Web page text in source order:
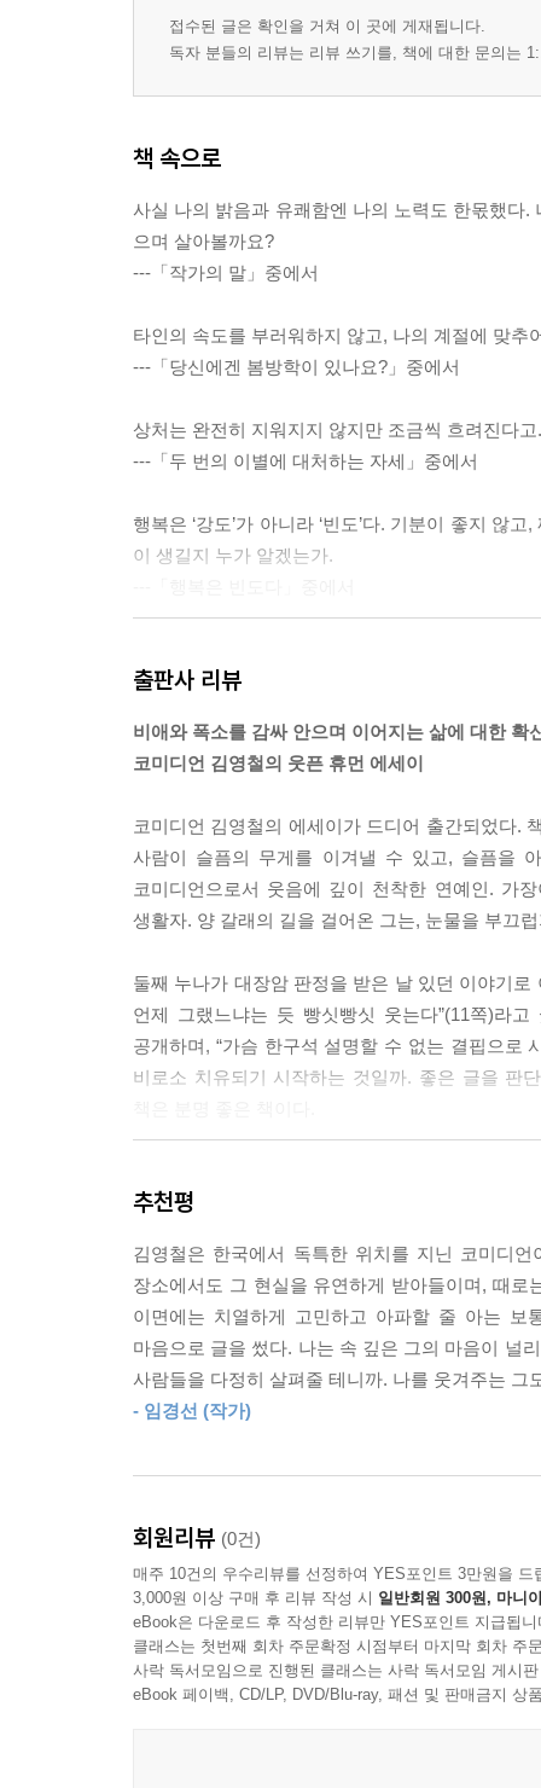
접수된 글은 확인을 거쳐 이 곳에 게재됩니다.
독자 분들의 리뷰는 리뷰 쓰기를, 책에 대한 문의는
책 속으로
사실 나의 밝음과 유쾌함엔 나의 노력도 한몫했다
으며 살아볼까요?
---「작가의 말」중에서
타인의 속도를 부러워하지 않고, 나의 계절에 맞
---「당신에겐 봄방학이 있나요?」중에서
상처는 완전히 지워지지 않지만 조금씩 흐려진다
---「두 번의 이별에 대처하는 자세」중에서
행복은 ‘강도’가 아니라 ‘빈도’다. 기분이 좋지 않
이 생길지 누가 알겠는가.
---「귀여운 부풀림」중에서
문득 충고란 무엇인가 생각해본다. 반발심보다 고
걱정해서 하는 말, 그리하여 충고를 듣는 사람이
이제는 모든 걸 잘할 수 없다는 걸 안다. ‘실적 높
어디 있어?’ ‘그 사람은 그 사람대로, 나는 나대로
---「힘을 뺄 때 보이는 것들」중에서
관심과 간섭은 다르다. (…) 결혼하면 ‘왜 이제 하냐
잘했다’라고 토닥이고, 쌍둥이를 낳으면 ‘어머나
을 주지 않아 말라비틀어진 화분 속 흙 같은 ‘말라
---「건조한 배려가 필요하다」중에서
권태롭지 않기를 소망하자. 그렇게 되지 않기를
된다고 믿는다.
---「권태롭지 않기를」중에서
출판사 리뷰
비애와 폭소를 감싸 안으며 이어지는 삶에 대한 확
코미디언 김영철의 웃픈 휴먼 에세이
코미디언 김영철의 에세이가 드디어 출간되었다.
사람이 슬픔의 무게를 이겨낼 수 있고, 슬픔을
코미디언으로서 웃음에 깊이 천착한 연예인. 가
생활자. 양 갈래의 길을 걸어온 그는, 눈물을 부끄
둘째 누나가 대장암 판정을 받은 날 있던 이야기
언제 그랬느냐는 듯 빵싯빵싯 웃는다”(11쪽)라
공개하며, “가슴 한구석 설명할 수 없는 결핍으로
비로소 치유되기 시작하는 것일까. 좋은 글을 판
코끝 찡한 슬픔, 농담, 꿈 그리고 사람
슬픈 일 때문에, 어떤 농담 때문에, 꿈이라는
김영철이 쓴 49편의 글은 ‘웃음과 울음은 물과 기
늘 밝아 보이는 그에게도 슬픈 시절이 있었다. 장
단단해졌다. 꾸준히 영어 공부를 했고, 라디오
할까요?”라는 질문에 “내가 몇 번 해보았던 것,
세상의 잣대에 흔들릴 때 그를 붙잡아준 건 사람
보여준 호동이 형, “단점보다 장점을 크게 봐주는
애정과 다감이 물들어 있다. 300회가 넘도록
따라가다 보면 ‘좋은 인생은 좋은 사람과 어울려
사람을 살리는 건 사람이지만 사람을 힘들게 하
추천평
김영철은 한국에서 독특한 위치를 지닌 코미디
장소에서도 그 현실을 유연하게 받아들이며, 때
이면에는 치열하게 고민하고 아파할 줄 아는
마음으로 글을 썼다. 나는 속 깊은 그의 마음이 널
사람들을 다정히 살펴줄 테니까. 나를 웃겨주는 그
- 임경선 (작가)
회원리뷰 (0건)
매주 10건의 우수리뷰를 선정하여 YES포인트 3만원을 드
3,000원 이상 구매 후 리뷰 작성 시 일반회원 300원, 마니
eBook은 다운로드 후 작성한 리뷰만 YES포인트 지급됩니
클래스는 첫번째 회차 주문확정 시점부터 마지막 회차 주
사락 독서모임으로 진행된 클래스는 사락 독서모임 게시
eBook 페이백, CD/LP, DVD/Blu-ray, 패션 및 판매금지 상